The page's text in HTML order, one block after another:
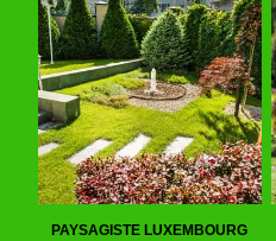
PAYSAGISTE LUXEMBOURG